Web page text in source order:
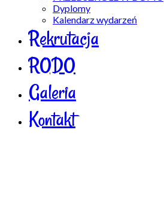
Dyplomy
Kalendarz wydarzeń
Rekrutacja
RODO
Galeria
Kontakt